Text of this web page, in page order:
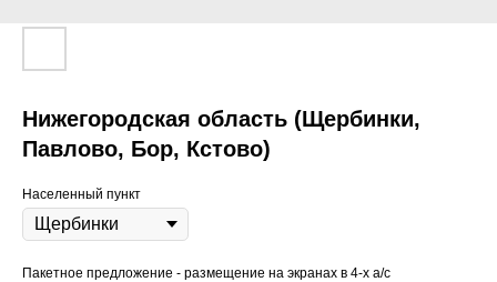
Нижегородская область (Щербинки,
Павлово, Бор, Кстово)
Населенный пункт
Пакетное предложение - размещение на экранах в 4-х а/с